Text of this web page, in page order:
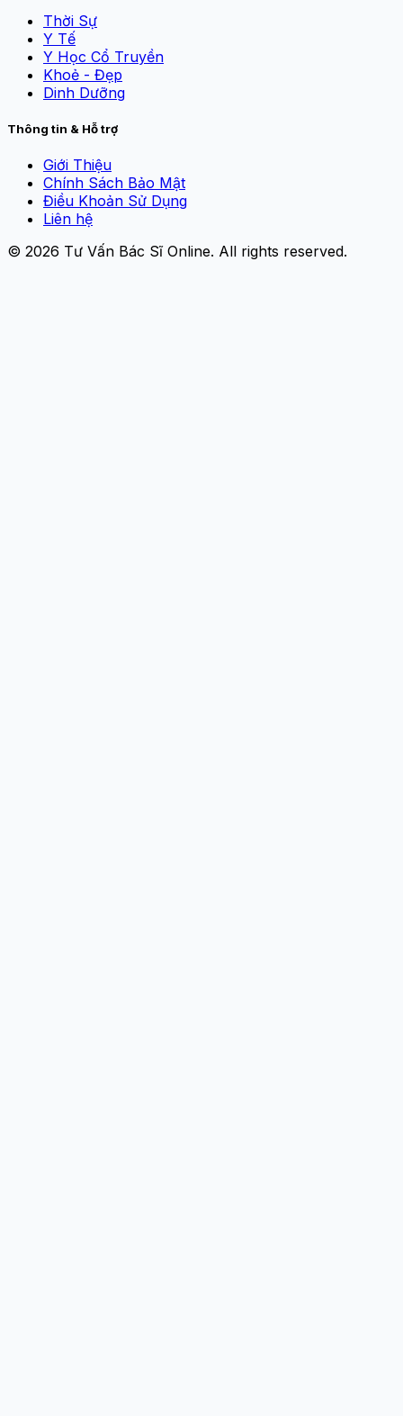
Thời Sự
Y Tế
Y Học Cổ Truyền
Khoẻ - Đẹp
Dinh Dưỡng
Thông tin & Hỗ trợ
Giới Thiệu
Chính Sách Bảo Mật
Điều Khoản Sử Dụng
Liên hệ
© 2026 Tư Vấn Bác Sĩ Online. All rights reserved.